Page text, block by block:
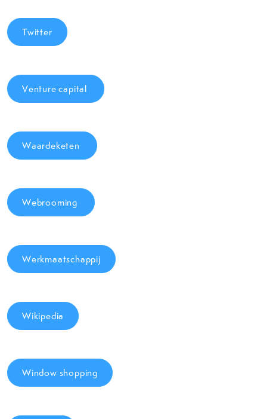
Twitter
Venture capital
Waardeketen
Webrooming
Werkmaatschappij
Wikipedia
Window shopping